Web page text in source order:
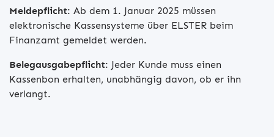
Meldepflicht: Ab dem 1. Januar 2025 müssen
elektronische Kassensysteme über ELSTER beim
Finanzamt gemeldet werden.
Belegausgabepflicht: Jeder Kunde muss einen
Kassenbon erhalten, unabhängig davon, ob er ihn
verlangt.